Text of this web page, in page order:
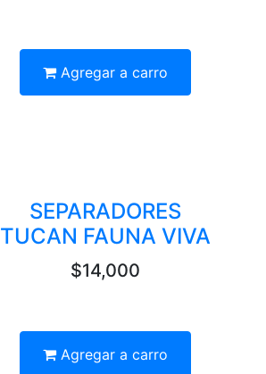
Agregar a carro
SEPARADORES
TUCAN FAUNA VIVA
$14,000
Agregar a carro